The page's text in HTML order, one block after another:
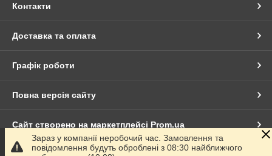
Контакти
Доставка та оплата
Графік роботи
Повна версія сайту
Сайт створено на маркетплейсі Prom.ua
Зараз у компанії неробочий час. Замовлення та
повідомлення будуть оброблені з 08:30 найближчого